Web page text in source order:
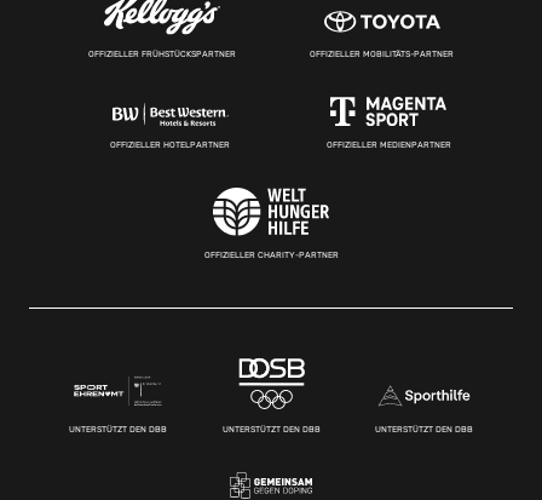
OFFIZIELLER FRÜHSTÜCKSPARTNER OFFIZIELLER MOBILITÄTS-PARTNER
OFFIZIELLER HOTELPARTNER OFFIZIELLER MEDIENPARTNER
OFFIZIELLER CHARITY-PARTNER
UNTERSTÜTZT DEN DBB UNTERSTÜTZT DEN DBB UNTERSTÜTZT DEN DBB